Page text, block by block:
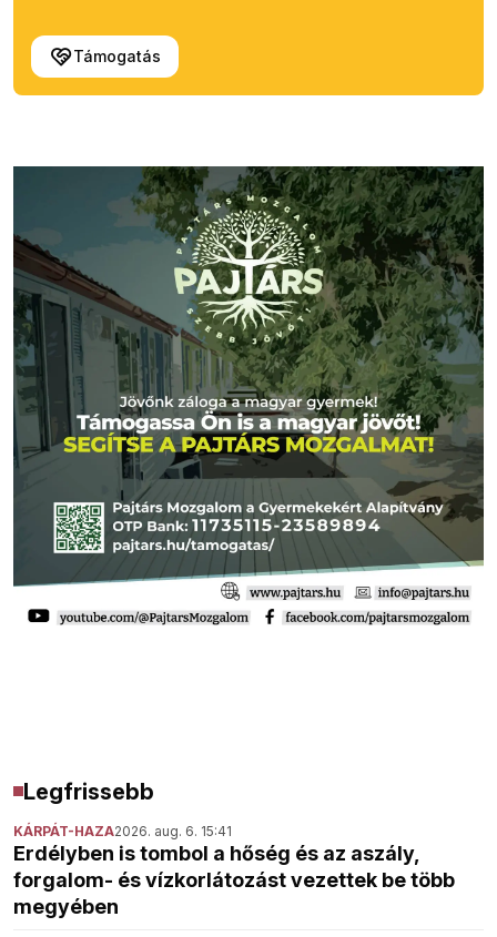
Támogatás
Legfrissebb
KÁRPÁT-HAZA2026. aug. 6. 15:41
Erdélyben is tombol a hőség és az aszály,
forgalom- és vízkorlátozást vezettek be több
megyében